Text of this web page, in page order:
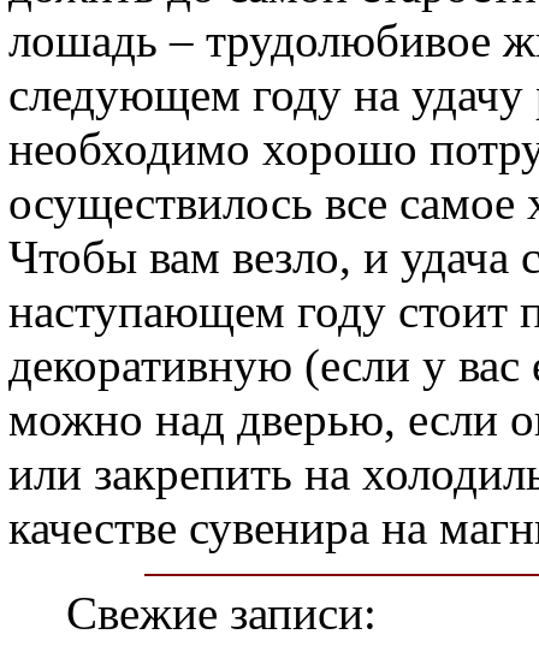
лошадь – трудолюбивое
следующем году на удачу
необходимо хорошо
осуществилось все
Чтобы вам везло, и удача
наступающем году стоит
декоративную (если у
можно над дверью, если
или закрепить на
качестве сувенира на
Свежие записи: